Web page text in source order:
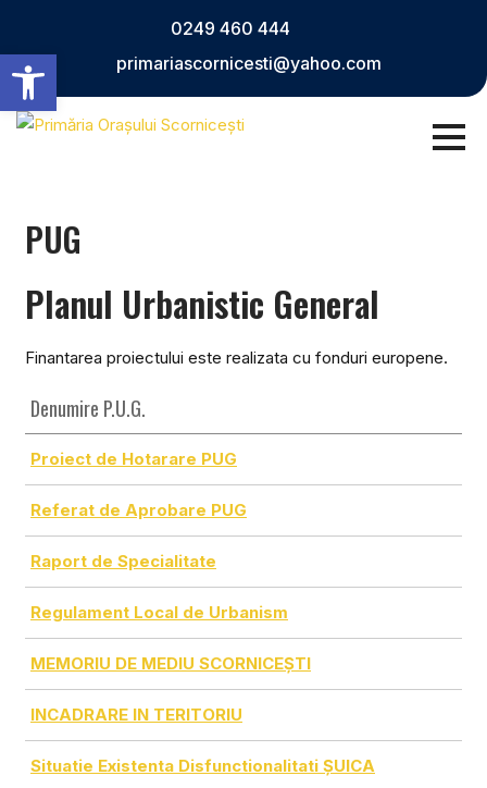
0249 460 444
primariascornicesti@yahoo.com
PUG
Planul Urbanistic General
Finantarea proiectului este realizata cu fonduri europene.
Denumire P.U.G.
Proiect de Hotarare PUG
Referat de Aprobare PUG
Raport de Specialitate
Regulament Local de Urbanism
MEMORIU DE MEDIU SCORNICEȘTI
INCADRARE IN TERITORIU
Situatie Existenta Disfunctionalitati ȘUICA
Deschide bara de unelte